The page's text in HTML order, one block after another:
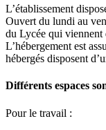
L’établissement
Ouvert du lundi au
du Lycée qui viennent
L’hébergement est
hébergés disposent
Différents espaces
Pour le travail :